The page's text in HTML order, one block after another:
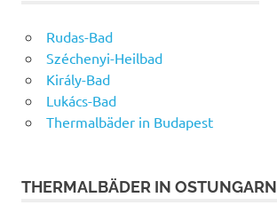
Rudas-Bad
Széchenyi-Heilbad
Király-Bad
Lukács-Bad
Thermalbäder in Budapest
THERMALBÄDER IN OSTUNGARN